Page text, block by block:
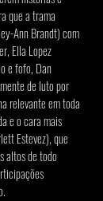
que a trama
Ann Brandt) com
Ella Lopez
e fofo, Dan
de luto por
relevante em toda
e o cara mais
Estevez), que
altos de todo